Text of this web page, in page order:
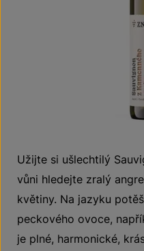
Užijte si ušlechtilý
vůni hledejte zralý
květiny. Na jazyku
peckového ovoce,
je plné, harmonické,